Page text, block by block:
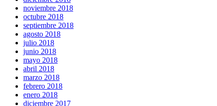
noviembre 2018
octubre 2018
septiembre 2018
agosto 2018
julio 2018
junio 2018
mayo 2018
abril 2018
marzo 2018
febrero 2018
enero 2018
diciembre 2017